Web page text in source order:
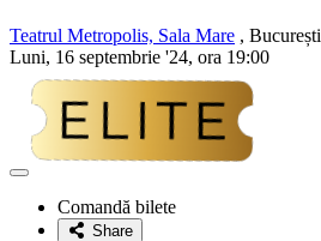
Teatrul Metropolis, Sala Mare , București
Luni, 16 septembrie '24, ora 19:00
Adaugă
favoriteComandă bilete
Share